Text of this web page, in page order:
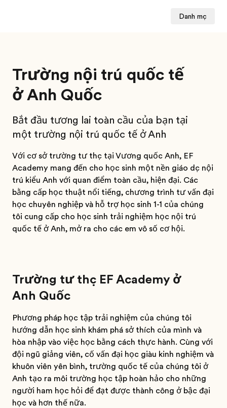
Danh mục
Trường nội trú quốc tế
ở Anh Quốc
Bắt đầu tương lai toàn cầu của bạn tại
một trường nội trú quốc tế ở Anh
Với cơ sở trường tư thục tại Vương quốc Anh, EF
Academy mang đến cho học sinh một nền giáo dục nội
trú kiểu Anh với quan điểm toàn cầu, hiện đại. Các
bằng cấp học thuật nổi tiếng, chương trình tư vấn đại
học chuyên nghiệp và hỗ trợ học sinh 1-1 của chúng
tôi cung cấp cho học sinh trải nghiệm học nội trú
quốc tế ở Anh, mở ra cho các em vô số cơ hội.
Trường tư thục EF Academy ở
Anh Quốc
Phương pháp học tập trải nghiệm của chúng tôi
hướng dẫn học sinh khám phá sở thích của mình và
hòa nhập vào việc học bằng cách thực hành. Cùng với
đội ngũ giảng viên, cố vấn đại học giàu kinh nghiệm và
khuôn viên yên bình, trường quốc tế của chúng tôi ở
Anh tạo ra môi trường học tập hoàn hảo cho những
người ham học hỏi để đạt được thành công ở bậc đại
học và hơn thế nữa.